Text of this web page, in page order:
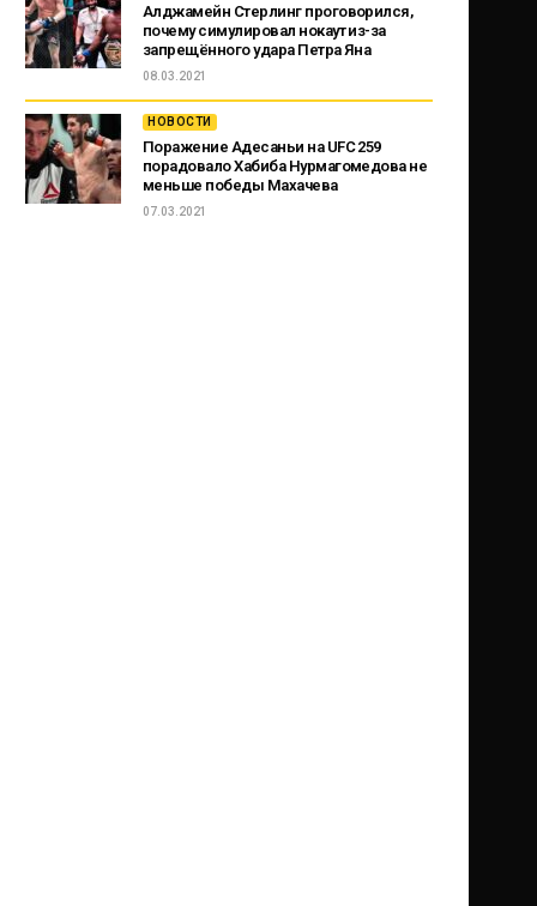
Алджамейн Стерлинг проговорился,
почему симулировал нокаут из-за
запрещённого удара Петра Яна
08.03.2021
НОВОСТИ
Поражение Адесаньи на UFC 259
порадовало Хабиба Нурмагомедова не
меньше победы Махачева
07.03.2021